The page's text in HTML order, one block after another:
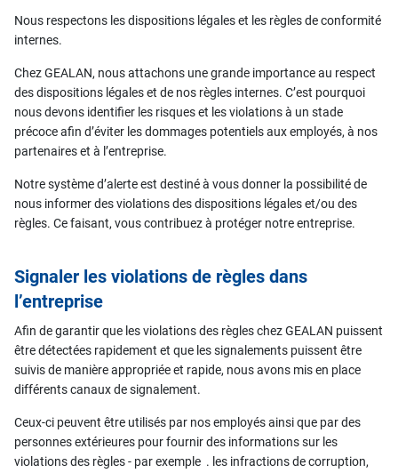
Nous respectons les dispositions légales et les règles de conformité
internes.
Chez GEALAN, nous attachons une grande importance au respect
des dispositions légales et de nos règles internes. C’est pourquoi
nous devons identifier les risques et les violations à un stade
précoce afin d’éviter les dommages potentiels aux employés, à nos
partenaires et à l’entreprise.
Notre système d’alerte est destiné à vous donner la possibilité de
nous informer des violations des dispositions légales et/ou des
règles. Ce faisant, vous contribuez à protéger notre entreprise.
Signaler les violations de règles dans
l’entreprise
Afin de garantir que les violations des règles chez GEALAN puissent
être détectées rapidement et que les signalements puissent être
suivis de manière appropriée et rapide, nous avons mis en place
différents canaux de signalement.
Ceux-ci peuvent être utilisés par nos employés ainsi que par des
personnes extérieures pour fournir des informations sur les
violations des règles - par exemple . les infractions de corruption,